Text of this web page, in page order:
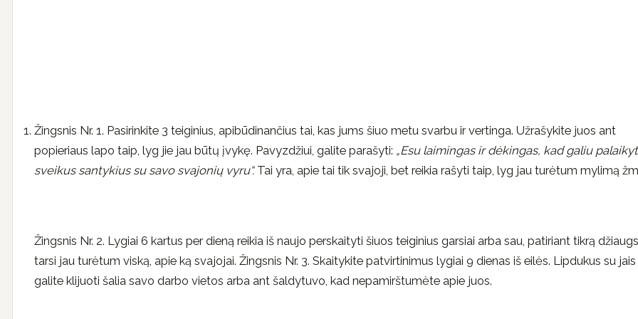
Žingsnis Nr. 1. Pasirinkite 3 teiginius, apibūdinančius tai, kas jums šiuo metu svarbu ir vertinga. Užrašykite juos ant
popieriaus lapo taip, lyg jie jau būtų įvykę. Pavyzdžiui, galite parašyti: „Esu laimingas ir dėkingas, kad galiu
sveikus santykius su savo svajonių vyru“.Tai yra, apie tai tik svajoji, bet reikia rašyti taip, lyg jau turėtum mylimą
Žingsnis Nr. 2. Lygiai 6 kartus per dieną reikia iš naujo perskaityti šiuos teiginius garsiai arba sau, patiriant tikrą
tarsi jau turėtum viską, apie ką svajojai. Žingsnis Nr. 3. Skaitykite patvirtinimus lygiai 9 dienas iš eilės. Lipdukus su jais
galite klijuoti šalia savo darbo vietos arba ant šaldytuvo, kad nepamirštumėte apie juos.